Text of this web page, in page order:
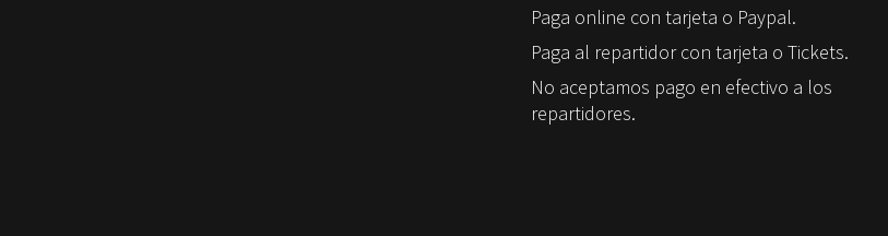
Paga online con tarjeta o Paypal.
Paga al repartidor con tarjeta o Tickets.
No aceptamos pago en efectivo a los
repartidores.